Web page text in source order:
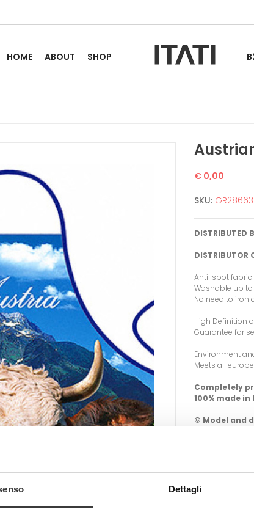
Dettagli
HOME ABOUT SHOP
€ 0,00
SKU: GR28663
DISTRIBUTED
DISTRIBUTOR
Anti-spot fabric
Washable up
No need to iron
High Definition
Guarantee for
Environment
Meets all
Completely
100% made in
© Model and
Email me